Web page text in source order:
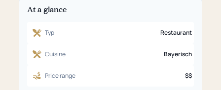
At a glance
Typ Restaurant
Cuisine Bayerisch
Price range $$